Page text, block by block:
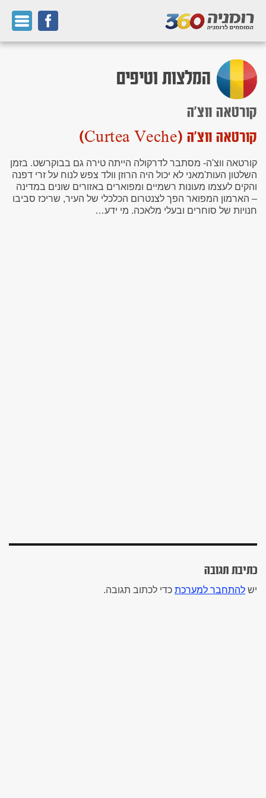
המלצות וטיפים
קורטאה ווצ'ה
קורטאה ווצ'ה (Curtea Veche)
קורטאה ווצ'ה- מסתבר לדרקולה הייתה טירה גם בבוקרשט. בזמן
השלטון העות'מאני לא יכול היה הרוזן וולד צפש לנוח על זרי דפנה
והקים לעצמו מעונות רשמיים ומפוארים באזורים שונים במדינה
– הארמון המפואר הפך לצנטרום הכלכלי של העיר, שריכז סביבו
חנויות של סוחרים ובעלי מלאכה. מי ידע…
כתיבת תגובה
יש להתחבר למערכת כדי לכתוב תגובה.